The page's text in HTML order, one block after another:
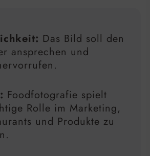
Das Bild soll den
ansprechen und
Foodfotografie spielt
Rolle im Marketing,
und Produkte zu